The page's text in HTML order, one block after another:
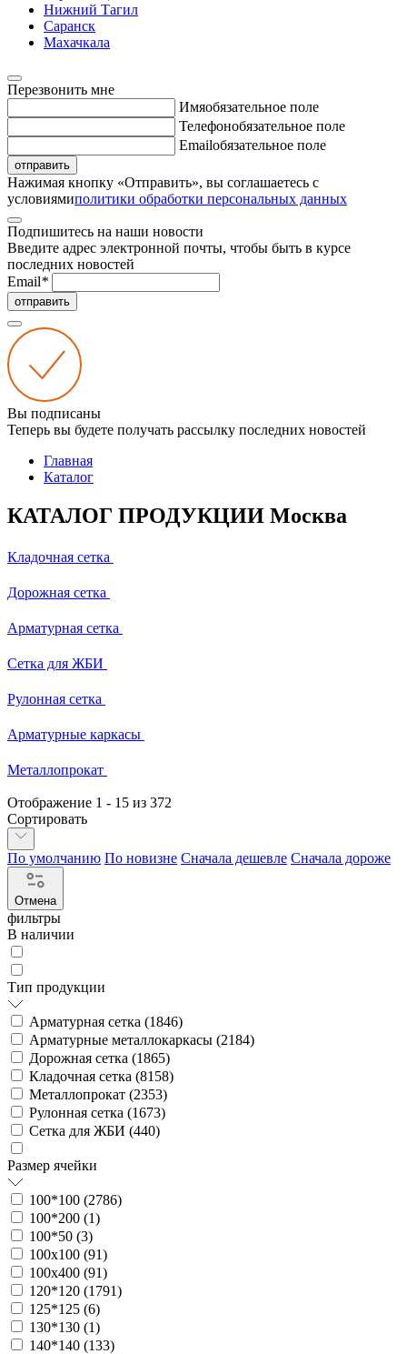
Нижний Тагил
Саранск
Махачкала
Перезвонить мне
Имяобязательное поле
Телефонобязательное поле
Emailобязательное поле
отправить
Нажимая кнопку «Отправить», вы соглашаетесь с
условиямиполитики обработки персональных данных
Подпишитесь на наши новости
Введите адрес электронной почты, чтобы быть в курсе
последних новостей
Email*
отправить
Вы подписаны
Теперь вы будете получать рассылку последних новостей
Главная
Каталог
КАТАЛОГ ПРОДУКЦИИ Москва
Кладочная сетка
Дорожная сетка
Арматурная сетка
Сетка для ЖБИ
Рулонная сетка
Арматурные каркасы
Металлопрокат
Отображение 1 - 15 из 372
Сортировать
По умолчанию По новизне Сначала дешевле Сначала дороже
Отмена
фильтры
В наличии
Тип продукции
Арматурная сетка (1846)
Арматурные металлокаркасы (2184)
Дорожная сетка (1865)
Кладочная сетка (8158)
Металлопрокат (2353)
Рулонная сетка (1673)
Сетка для ЖБИ (440)
Размер ячейки
100*100 (2786)
100*200 (1)
100*50 (3)
100х100 (91)
100х400 (91)
120*120 (1791)
125*125 (6)
130*130 (1)
140*140 (133)